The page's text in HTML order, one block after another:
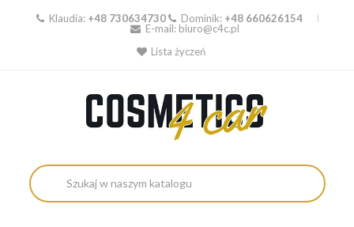
Klaudia: +48 730634730 Dominik: +48 660626154
E-mail: biuro@c4c.pl
Lista życzeń